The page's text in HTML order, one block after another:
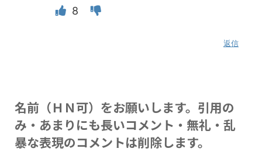
8
返信
名前（ＨＮ可）をお願いします。引用の
み・あまりにも長いコメント・無礼・乱
暴な表現のコメントは削除します。